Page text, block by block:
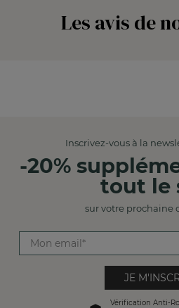
Les avis de
Inscrivez-vous à la
-20%
tout le
sur votre prochaine
JE
Vérification Anti-